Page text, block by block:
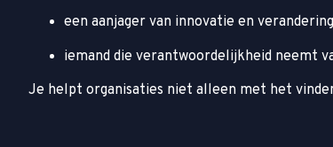
een aanjager van innovatie en verandering
iemand die verantwoordelijkheid neemt
Je helpt organisaties niet alleen met het